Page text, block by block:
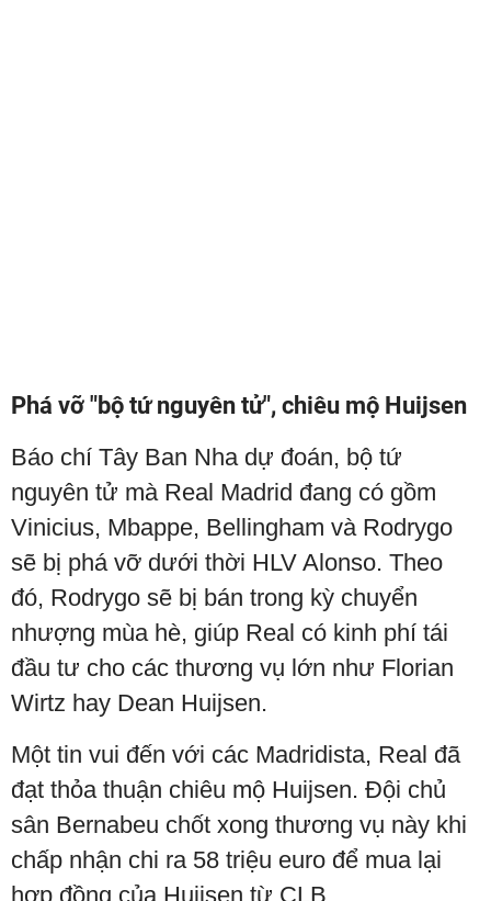
Phá vỡ "bộ tứ nguyên tử", chiêu mộ Huijsen
Báo chí Tây Ban Nha dự đoán, bộ tứ
nguyên tử mà Real Madrid đang có gồm
Vinicius, Mbappe, Bellingham và Rodrygo
sẽ bị phá vỡ dưới thời HLV Alonso. Theo
đó, Rodrygo sẽ bị bán trong kỳ chuyển
nhượng mùa hè, giúp Real có kinh phí tái
đầu tư cho các thương vụ lớn như Florian
Wirtz hay Dean Huijsen.
Một tin vui đến với các Madridista, Real đã
đạt thỏa thuận chiêu mộ Huijsen. Đội chủ
sân Bernabeu chốt xong thương vụ này khi
chấp nhận chi ra 58 triệu euro để mua lại
hợp đồng của Huijsen từ CLB